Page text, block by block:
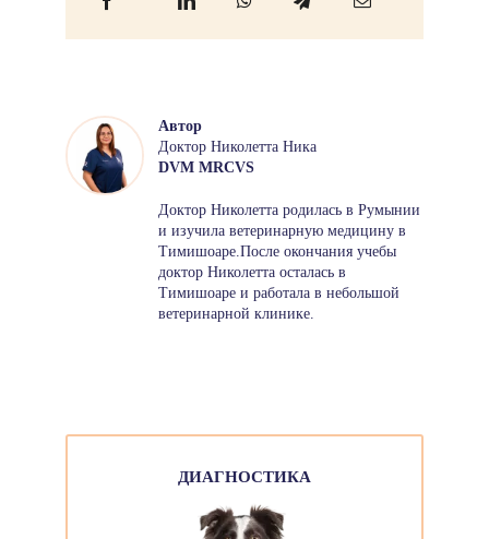
Автор
Доктор Николетта Ника
DVM MRCVS
Доктор Николетта родилась в Румынии
и изучила ветеринарную медицину в
Тимишоаре.После окончания учебы
доктор Николетта осталась в
Тимишоаре и работала в небольшой
ветеринарной клинике.
ДИАГНОСТИКА